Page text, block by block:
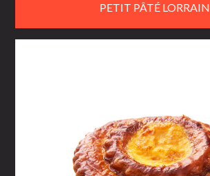
PETIT PÂTÉ LORRAIN